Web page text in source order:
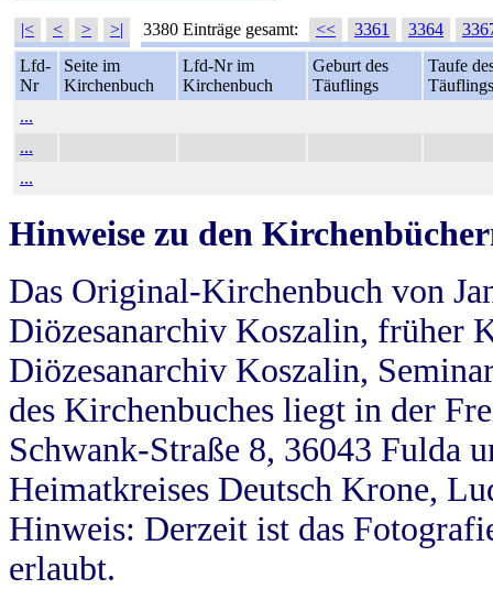
|< < > >| 3380 Einträge gesamt: << 3361 3364
Lfd-
Nr
Seite im
Kirchenbuch
Lfd-Nr im
Kirchenbuch
Geburt des
Täuflings
Taufe
Täuflings
...
...
...
Hinweise zu den
Das Original-Kirchenbuch von
Diözesanarchiv Koszalin, früher
Diözesanarchiv Koszalin,
des Kirchenbuches liegt in der
Schwank-Straße 8, 36043 Fulda
Heimatkreises Deutsch Krone,
Hinweis: Derzeit ist das
erlaubt.